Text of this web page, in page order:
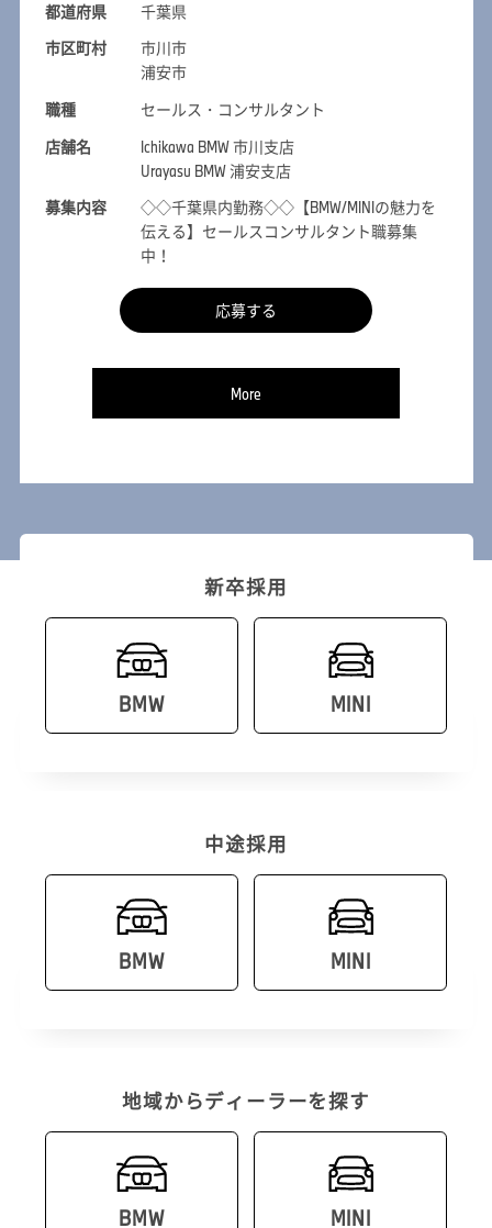
都道府県
千葉県
市区町村
市川市
浦安市
職種
セールス・コンサルタント
店舗名
Ichikawa BMW 市川支店
Urayasu BMW 浦安支店
募集内容
◇◇千葉県内勤務◇◇【BMW/MINIの魅力を
伝える】セールスコンサルタント職募集
中！
応募する
More
新卒採用
BMW MINI
中途採用
BMW MINI
地域からディーラーを探す
BMW MINI